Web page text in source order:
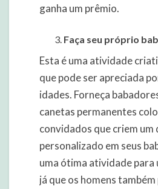
ganha um prêmio.
Faça seu próprio
Esta é uma atividade
que pode ser apreciada
idades. Forneça
canetas permanentes
convidados que criem um
personalizado em seus
uma ótima atividade para
já que os homens